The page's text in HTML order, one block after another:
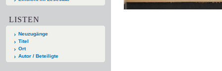
LISTEN
Neuzugänge
Titel
Ort
Autor / Beteiligte